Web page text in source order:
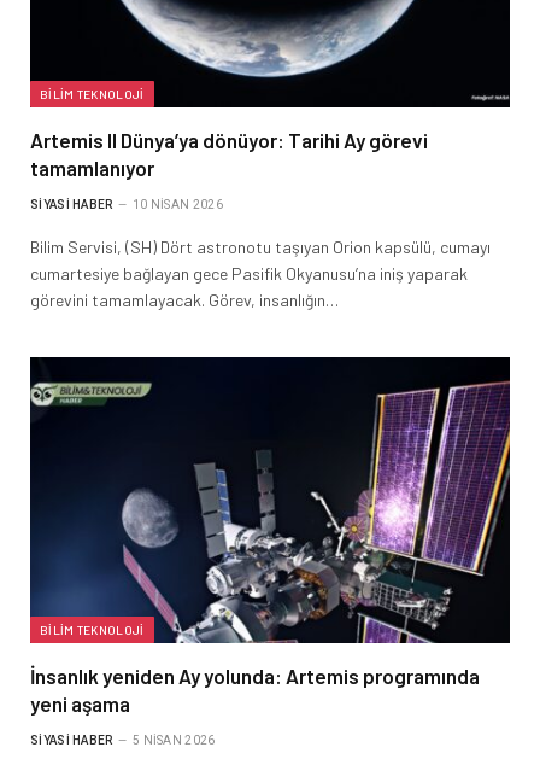
BILIM TEKNOLOJI
Artemis II Dünya’ya dönüyor: Tarihi Ay görevi
tamamlanıyor
SIYASI HABER 10 NISAN 2026
Bilim Servisi, (SH) Dört astronotu taşıyan Orion kapsülü, cumayı
cumartesiye bağlayan gece Pasifik Okyanusu’na iniş yaparak
görevini tamamlayacak. Görev, insanlığın…
BILIM TEKNOLOJI
İnsanlık yeniden Ay yolunda: Artemis programında
yeni aşama
SIYASI HABER 5 NISAN 2026